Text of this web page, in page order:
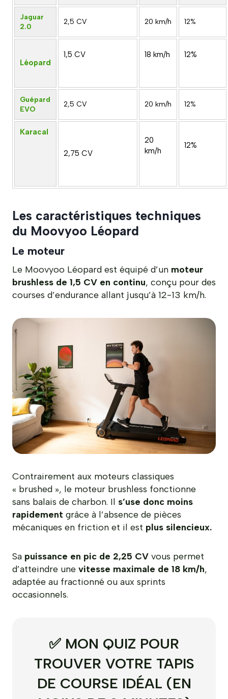
Jaguar
2.0
2,5 CV 20 km/h 12%
Léopard
1,5 CV 18 km/h 12%
Guépard
EVO
2,5 CV 20 km/h 12%
Karacal
2,75 CV
20
km/h
12%
Les caractéristiques techniques
du Moovyoo Léopard
Le moteur
Le Moovyoo Léopard est équipé d’un moteur
brushless de 1,5 CV en continu, conçu pour des
courses d’endurance allant jusqu’à 12-13 km/h.
Contrairement aux moteurs classiques
« brushed », le moteur brushless fonctionne
sans balais de charbon. Il s’use donc moins
rapidement grâce à l’absence de pièces
mécaniques en friction et il est plus silencieux.
Sa puissance en pic de 2,25 CV vous permet
d’atteindre une vitesse maximale de 18 km/h,
adaptée au fractionné ou aux sprints
occasionnels.
✅ MON QUIZ POUR
TROUVER VOTRE TAPIS
DE COURSE IDÉAL (EN